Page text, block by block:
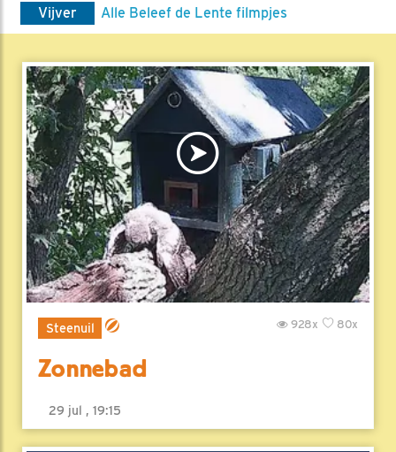
Vijver Alle Beleef de Lente filmpjes
Steenuil 80x
928x
Zonnebad
29 jul , 19:15